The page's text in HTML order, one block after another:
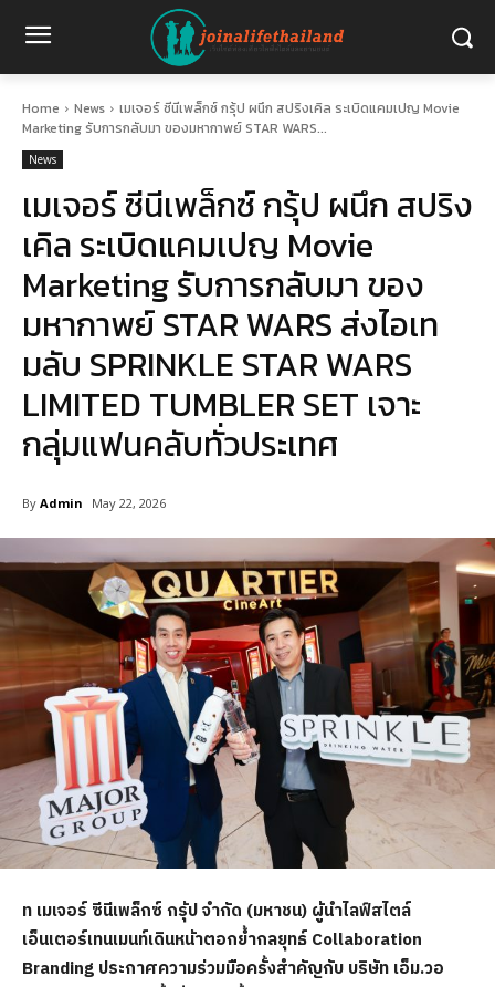
Home News
เมเจอร์ ซีนีเพล็กซ์ กรุ้ป ผนึก สปริงเคิล ระเบิดแคมเปญ Movie
Marketing รับการกลับมา ของมหากาพย์ STAR WARS...
News
เมเจอร์ ซีนีเพล็กซ์ กรุ้ป ผนึก สปริง
เคิล ระเบิดแคมเปญ Movie
Marketing รับการกลับมา ของ
มหากาพย์ STAR WARS ส่งไอเท
มลับ SPRINKLE STAR WARS
LIMITED TUMBLER SET เจาะ
กลุ่มแฟนคลับทั่วประเทศ
By Admin May 22, 2026
ท เมเจอร์ ซีนีเพล็กซ์ กรุ้ป จำกัด (มหาชน) ผู้นำไลฟ์สไตล์
เอ็นเตอร์เทนเมนท์เดินหน้าตอกย้ำกลยุทธ์ Collaboration
Branding ประกาศความร่วมมือครั้งสำคัญกับ บริษัท เอ็ม.วอ